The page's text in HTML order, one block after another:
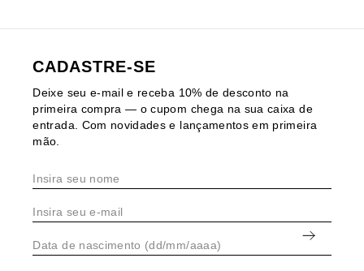
CADASTRE-SE
Deixe seu e-mail e receba 10% de desconto na
primeira compra — o cupom chega na sua caixa de
entrada. Com novidades e lançamentos em primeira
mão.